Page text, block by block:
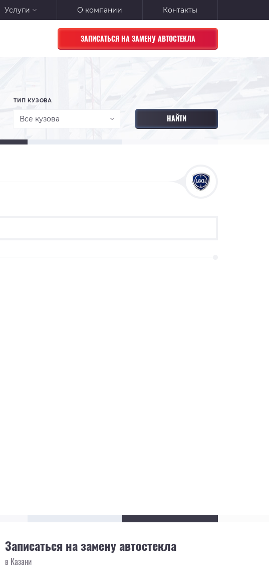
Услуги О компании Контакты
ЗАПИСАТЬСЯ НА ЗАМЕНУ АВТОСТЕКЛА
ТИП КУЗОВА
Все кузова
Записаться на замену автостекла
в Казани